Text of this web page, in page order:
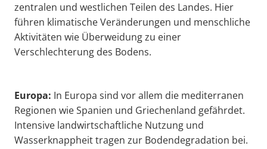
zentralen und westlichen Teilen des Landes. Hier
führen klimatische Veränderungen und menschliche
Aktivitäten wie Überweidung zu einer
Verschlechterung des Bodens.
Europa: In Europa sind vor allem die mediterranen
Regionen wie Spanien und Griechenland gefährdet.
Intensive landwirtschaftliche Nutzung und
Wasserknappheit tragen zur Bodendegradation bei.